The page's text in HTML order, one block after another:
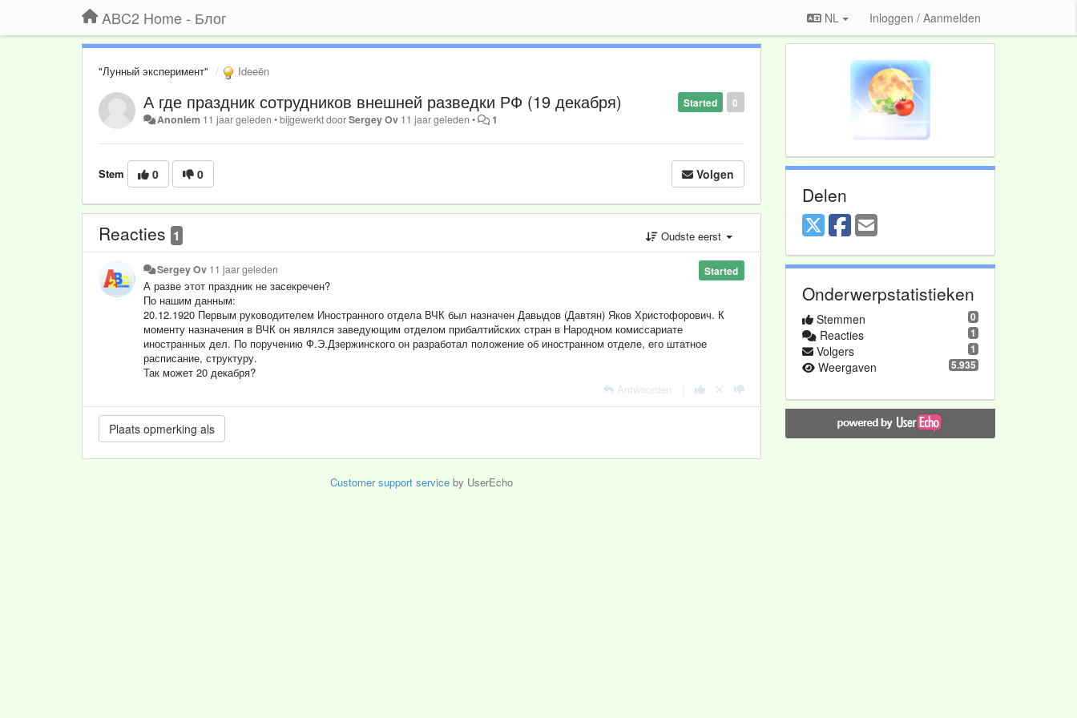
ABC2 Home - Блог NL Inloggen / Aanmelden
"Лунный эксперимент" Ideeën
0
Started
А где праздник сотрудников внешней разведки РФ (19 декабря)
Anoniem 11 jaar geleden •bijgewerkt doorSergey Ov 11 jaar geleden • 1
Stem 0 0 Volgen
Reacties 1 Oudste eerst
Started
Sergey Ov 11 jaar geleden
А разве этот праздник не засекречен?
По нашим данным:
20.12.1920 Первым руководителем Иностранного отдела ВЧК был назначен Давыдов (Давтян) Яков Христофорович. К
моменту назначения в ВЧК он являлся заведующим отделом прибалтийских стран в Народном комиссариате
иностранных дел. По поручению Ф.Э.Дзержинского он разработал положение об иностранном отделе, его штатное
расписание, структуру.
Так может 20 декабря?
Antwoorden
Customer support serviceby UserEcho
Delen
Onderwerpstatistieken
0
Stemmen
1
Reacties
1
Volgers
5.935
Weergaven